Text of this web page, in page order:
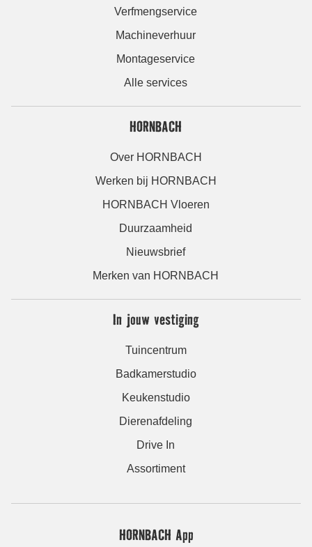
Verfmengservice
Machineverhuur
Montageservice
Alle services
HORNBACH
Over HORNBACH
Werken bij HORNBACH
HORNBACH Vloeren
Duurzaamheid
Nieuwsbrief
Merken van HORNBACH
In jouw vestiging
Tuincentrum
Badkamerstudio
Keukenstudio
Dierenafdeling
Drive In
Assortiment
HORNBACH App